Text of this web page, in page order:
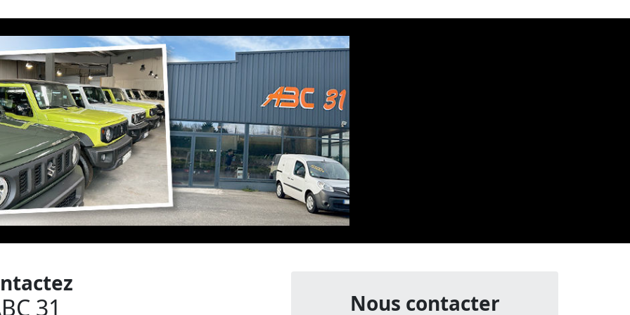
31 Nous contacter